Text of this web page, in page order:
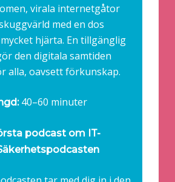
virala internetgåtor
med en dos
hjärta. En tillgänglig
den digitala samtiden
alla, oavsett förkunskap.
40–60 minuter
podcast om IT-